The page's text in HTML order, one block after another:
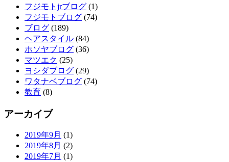
フジモトjrブログ (1)
フジモトブログ (74)
ブログ (189)
ヘアスタイル (84)
ホソヤブログ (36)
マツエク (25)
ヨシダブログ (29)
ワタナベブログ (74)
教育 (8)
アーカイブ
2019年9月 (1)
2019年8月 (2)
2019年7月 (1)